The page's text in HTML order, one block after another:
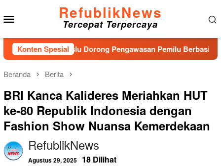
ke
konten
RefublikNews
Tercepat Terpercaya
Konten Spesial
Bawaslu Dorong Pengawasan Pemilu Berbasis Masyarakat
Beranda Berita
BRI Kanca Kalideres Meriahkan HUT
ke-80 Republik Indonesia dengan
Fashion Show Nuansa Kemerdekaan
RefublikNews
Agustus 29, 2025 18 Dilihat